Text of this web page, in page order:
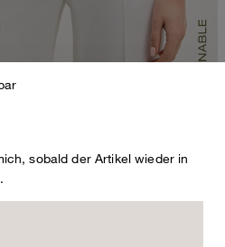
in Ecru
sobald der Artikel wieder in